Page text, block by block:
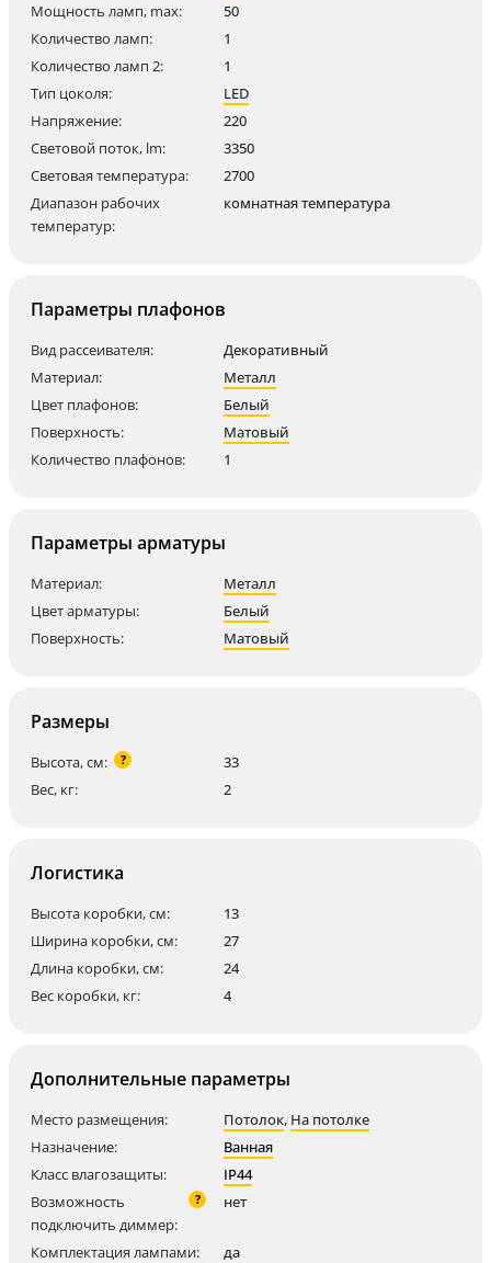
Мощность ламп, max:
50
Количество ламп:
1
Количество ламп 2:
1
Тип цоколя:
LED
Напряжение:
220
Световой поток, lm:
3350
Световая температура:
2700
Диапазон рабочих
температур:
комнатная температура
Параметры плафонов
Вид рассеивателя:
Декоративный
Материал:
Металл
Цвет плафонов:
Белый
Поверхность:
Матовый
Количество плафонов:
1
Параметры арматуры
Материал:
Металл
Цвет арматуры:
Белый
Поверхность:
Матовый
Размеры
Высота, см: ?
33
Вес, кг:
2
Логистика
Высота коробки, см:
13
Ширина коробки, см:
27
Длина коробки, см:
24
Вес коробки, кг:
4
Дополнительные параметры
Место размещения: Потолок, На потолке
Назначение:
Ванная
Класс влагозащиты:
IP44
Возможность
подключить диммер:
? нет
Комплектация лампами:
да